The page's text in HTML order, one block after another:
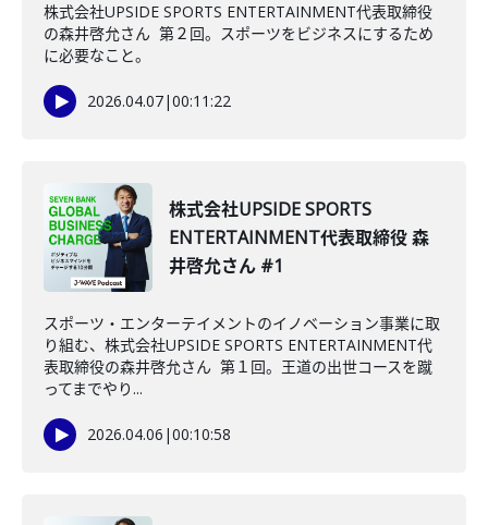
株式会社UPSIDE SPORTS ENTERTAINMENT代表取締役
の森井啓允さん 第２回。スポーツをビジネスにするため
に必要なこと。
2026.04.07|00:11:22
株式会社UPSIDE SPORTS
ENTERTAINMENT代表取締役 森
井啓允さん #1
スポーツ・エンターテイメントのイノベーション事業に取
り組む、株式会社UPSIDE SPORTS ENTERTAINMENT代
表取締役の森井啓允さん 第１回。王道の出世コースを蹴
ってまでやり...
2026.04.06 |00:10:58